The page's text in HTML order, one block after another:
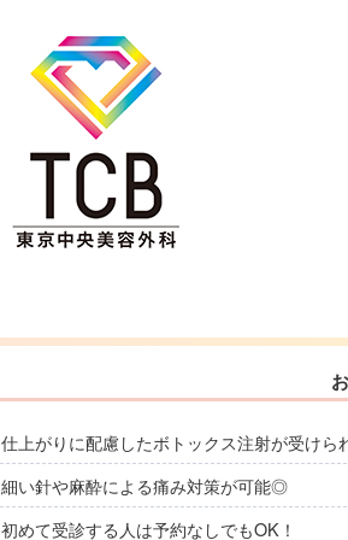
仕上がりに配慮したボトックス注射が受けら
細い針や麻酔による痛み対策が可能◎
初めて受診する人は予約なしでもOK！